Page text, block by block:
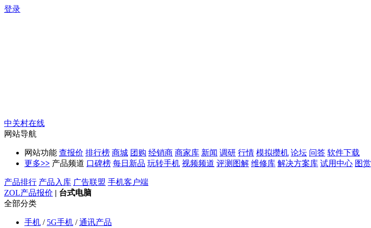
登录
中关村在线
网站导航
网站功能 查报价 排行榜 商城 团购 经销商 商家库 新闻 调研 行情 模拟攒机 论坛 问答 软件下载
更多>> 产品频道 口碑榜 每日新品 玩转手机 视频频道 评测图解 维修库 解决方案库 试用中心 图赏
产品排行 产品入库 广告联盟 手机客户端
ZOL产品报价 | 台式电脑
全部分类
手机 / 5G手机 /通讯产品